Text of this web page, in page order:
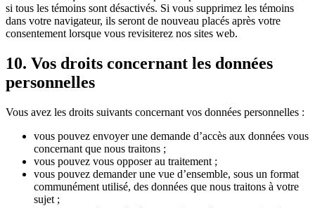
si tous les témoins sont désactivés. Si vous supprimez les témoins
dans votre navigateur, ils seront de nouveau placés après votre
consentement lorsque vous revisiterez nos sites web.
10. Vos droits concernant les données
personnelles
Vous avez les droits suivants concernant vos données personnelles :
vous pouvez envoyer une demande d’accès aux données vous
concernant que nous traitons ;
vous pouvez vous opposer au traitement ;
vous pouvez demander une vue d’ensemble, sous un format
communément utilisé, des données que nous traitons à votre
sujet ;